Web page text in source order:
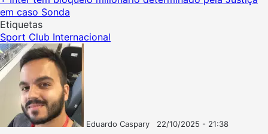
em caso Sonda
Etiquetas
Sport Club Internacional
Eduardo Caspary
22/10/2025 - 21:38